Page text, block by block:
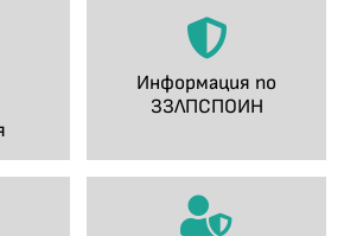
Информация по
ЗЗЛПСПОИН